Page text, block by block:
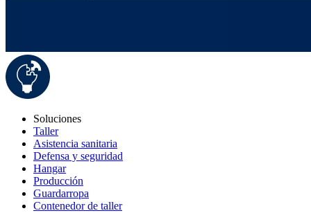
Soluciones
Taller
Asistencia sanitaria
Defensa y seguridad
Hangar
Producción
Guardarropa
Contenedor de taller